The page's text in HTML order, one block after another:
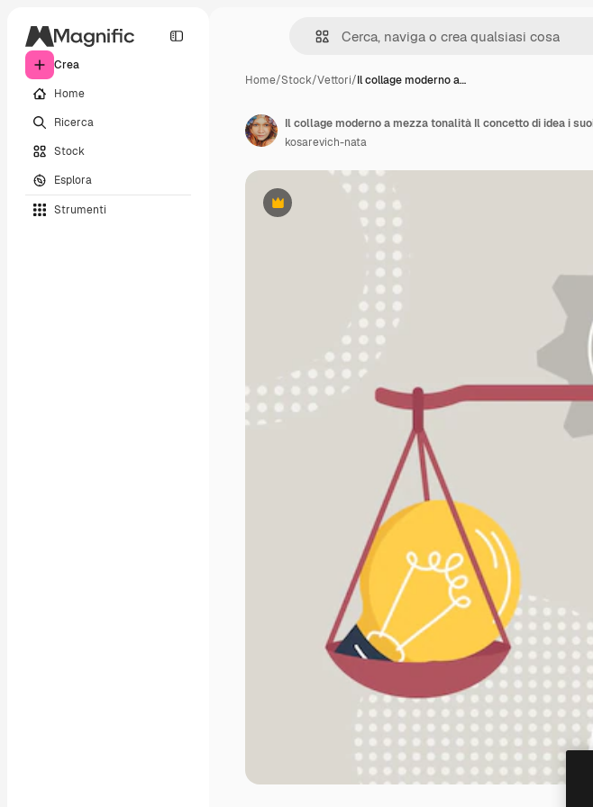
Crea
Home
Ricerca
Stock
Esplora
Strumenti
Home/Stock/Vettori/Il collage moderno a…
Premium
kosarevich-nata